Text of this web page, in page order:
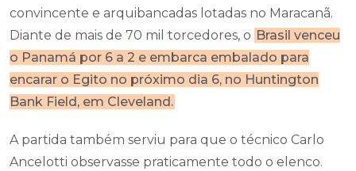
convincente e arquibancadas lotadas no Maracanã.
Diante de mais de 70 mil torcedores, o Brasil venceu
o Panamá por 6 a 2 e embarca embalado para
encarar o Egito no próximo dia 6, no Huntington
Bank Field, em Cleveland.
A partida também serviu para que o técnico Carlo
Ancelotti observasse praticamente todo o elenco.